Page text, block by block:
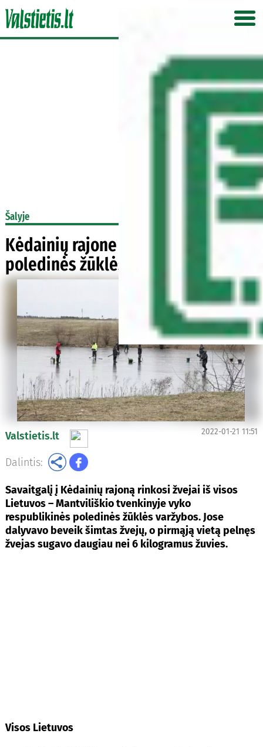
Šalyje
Kėdainių rajone – respublikinės
poledinės žūklės varžybos
Valstietis.lt 2022-01-21 11:51
Dalintis:
Savaitgalį į Kėdainių rajoną rinkosi žvejai iš visos
Lietuvos – Mantviliškio tvenkinyje vyko
respublikinės poledinės žūklės varžybos. Jose
dalyvavo beveik šimtas žvejų, o pirmąją vietą pelnęs
žvejas sugavo daugiau nei 6 kilogramus žuvies.
Visos Lietuvos